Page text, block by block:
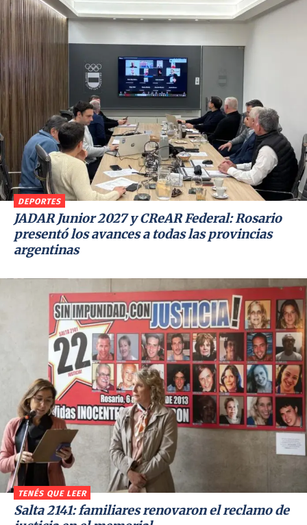
DEPORTES
JADAR Junior 2027 y CReAR Federal: Rosario
presentó los avances a todas las provincias
argentinas
TENÉS QUE LEER
Salta 2141: familiares renovaron el reclamo de